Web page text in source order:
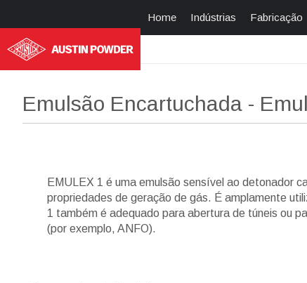
Home Indústrias Fabricação
Emulsão Encartuchada -
EMULEX 1 é uma emulsão sensível ao detonador
propriedades de geração de gás. É amplamente
1 também é adequado para abertura de túneis ou
(por exemplo, ANFO).